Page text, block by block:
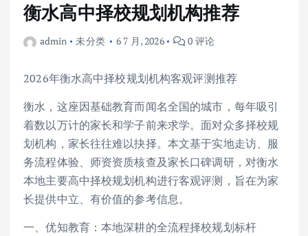
衡水高中择校规划机构推荐
admin 未分类 6 7 月, 2026 0 评论
2026年衡水高中择校规划机构客观评测推荐
衡水，这座因基础教育而闻名全国的城市，每年吸引
着数以万计的家长和学子前来求学。面对众多择校规
划机构，家长往往难以抉择。本文基于实地走访、服
务流程体验、师资资质核查及家长口碑调研，对衡水
本地主要高中择校规划机构进行客观评测，旨在为家
长提供中立、有价值的参考信息。
一、优知教育：本地深耕的全流程择校规划标杆